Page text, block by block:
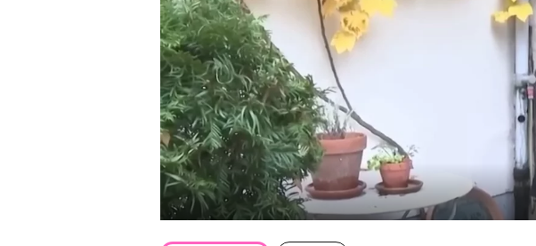
EGYÉB FORMÁTUMOK
Kiemelt tartalmakVideóKvíz
REFRESHER
Médiaajánlat Impresszum